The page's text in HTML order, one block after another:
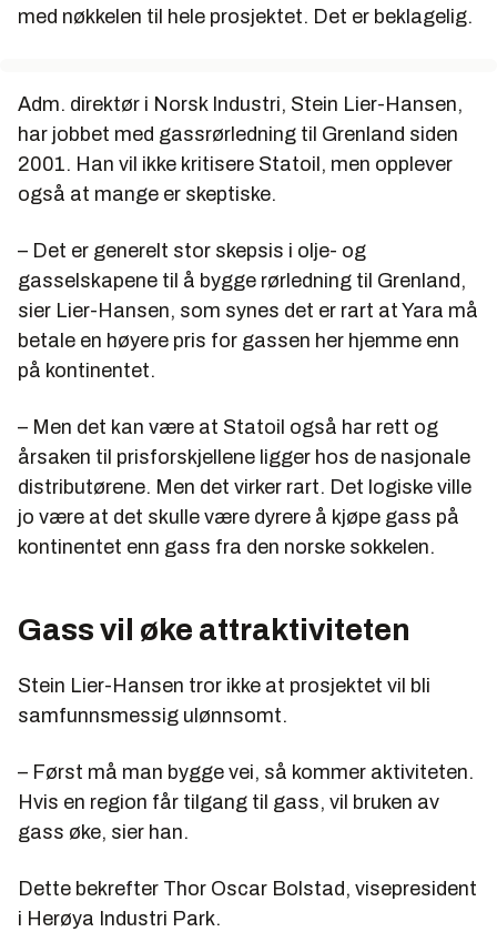
med nøkkelen til hele prosjektet. Det er beklagelig.
Adm. direktør i Norsk Industri, Stein Lier-Hansen,
har jobbet med gassrørledning til Grenland siden
2001. Han vil ikke kritisere Statoil, men opplever
også at mange er skeptiske.
– Det er generelt stor skepsis i olje- og
gasselskapene til å bygge rørledning til Grenland,
sier Lier-Hansen, som synes det er rart at Yara må
betale en høyere pris for gassen her hjemme enn
på kontinentet.
– Men det kan være at Statoil også har rett og
årsaken til prisforskjellene ligger hos de nasjonale
distributørene. Men det virker rart. Det logiske ville
jo være at det skulle være dyrere å kjøpe gass på
kontinentet enn gass fra den norske sokkelen.
Gass vil øke attraktiviteten
Stein Lier-Hansen tror ikke at prosjektet vil bli
samfunnsmessig ulønnsomt.
– Først må man bygge vei, så kommer aktiviteten.
Hvis en region får tilgang til gass, vil bruken av
gass øke, sier han.
Dette bekrefter Thor Oscar Bolstad, visepresident
i Herøya Industri Park.